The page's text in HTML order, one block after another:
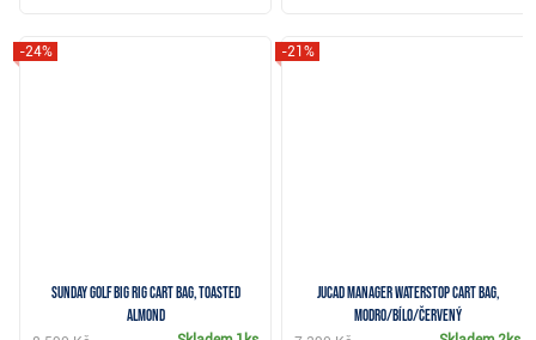
Sunday Golf Big Rig cart bag, toasted
almond
-24%
JuCad Manager Waterstop cart bag,
modro/bílo/červený
-21%